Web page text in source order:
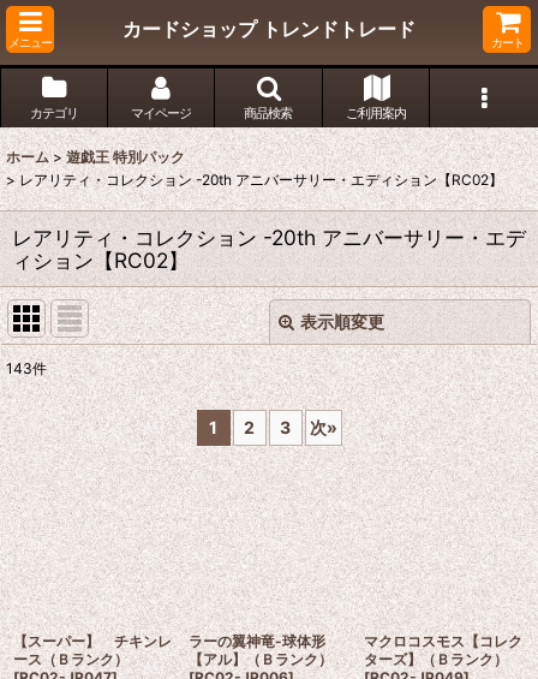
メニュー
カードショップ トレンドトレード
カート
カテゴリ マイページ 商品検索 ご利用案内
ホーム > 遊戯王 特別パック
> レアリティ・コレクション -20th アニバーサリー・エディション【RC02】
レアリティ・コレクション -20th アニバーサリー・エデ
ィション【RC02】
表示順変更
表示数:
在庫あり
並び順:
絞り込む
閉じる
143件
1 2 3 次»
【スーパー】 チキンレ
ース（Ｂランク）
ラーの翼神竜-球体形
【アル】（Ｂランク）
マクロコスモス【コレク
ターズ】（Ｂランク）